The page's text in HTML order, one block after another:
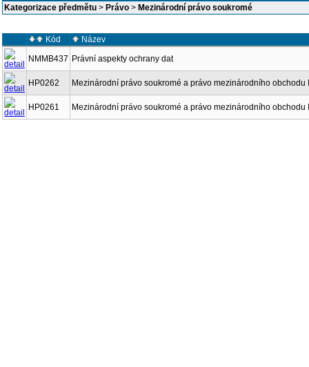
Kategorizace předmětu > Právo > Mezinárodní právo soukromé
Kód
Název
NMMB437 Právní aspekty ochrany dat
HP0262 Mezinárodní právo soukromé a právo mezinárodního obchodu
HP0261 Mezinárodní právo soukromé a právo mezinárodního obchodu I